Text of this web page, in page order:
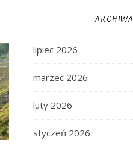
ARCHIWA
lipiec 2026
marzec 2026
luty 2026
styczeń 2026